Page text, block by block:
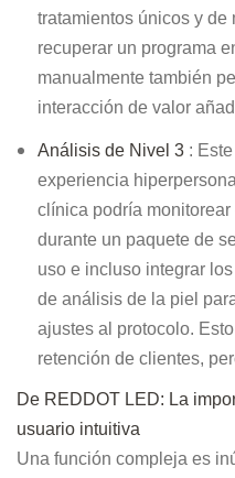
tratamientos únicos y de
recuperar un programa
manualmente también
interacción de valor
Análisis de Nivel 3 :
experiencia
clínica podría
durante un paquete de
uso e incluso integrar
de análisis de la piel
ajustes al protocolo.
retención de clientes,
De REDDOT LED: La
usuario intuitiva
Una función compleja es